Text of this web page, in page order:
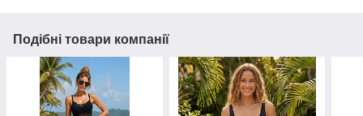
Подібні товари компанії